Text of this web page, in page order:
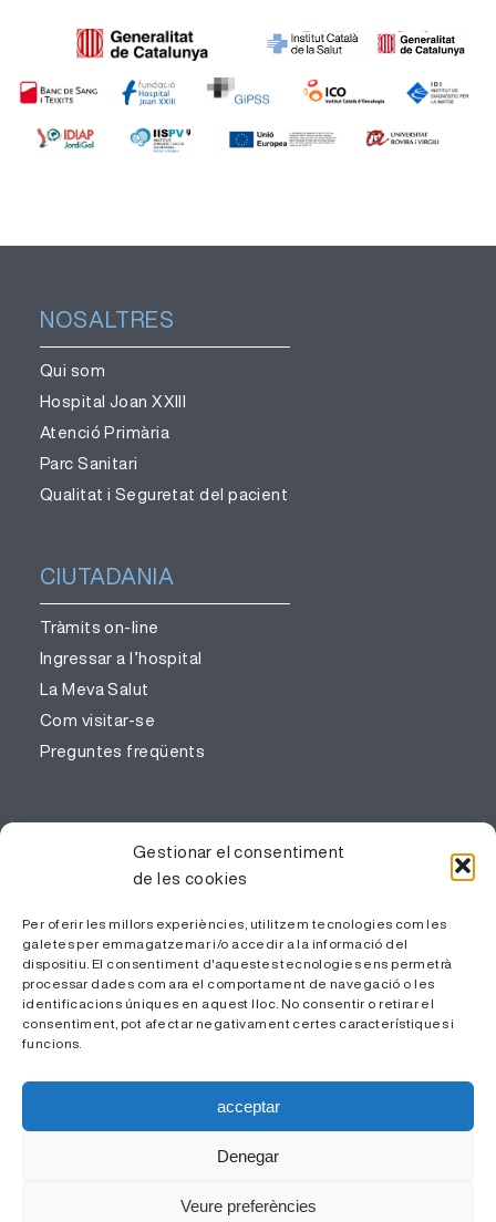
Gestionar el consentiment
de les cookies
Per oferir les millors experiències, utilitzem tecnologies com les
galetes per emmagatzemar i/o accedir a la informació del
dispositiu. El consentiment d'aquestes tecnologies ens permetrà
processar dades com ara el comportament de navegació o les
identificacions úniques en aquest lloc. No consentir o retirar el
consentiment, pot afectar negativament certes característiques i
funcions.
acceptar
Denegar
Veure preferències
NOSALTRES
Qui som
Hospital Joan XXIII
Atenció Primària
Parc Sanitari
Qualitat i Seguretat del pacient
CIUTADANIA
Tràmits on-line
Ingressar a l’hospital
La Meva Salut
Com visitar-se
Preguntes freqüents
Gestió del coneixement
Àrea Privada
© ICS Camp de Tarragona - 2026 |
Avís Legal i Política de